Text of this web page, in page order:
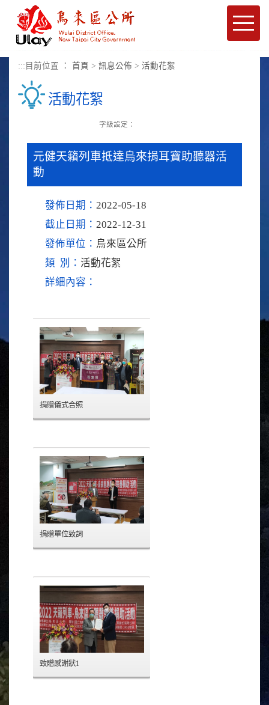
進入內容區塊
Toggle
::: 目前位置 ： 首頁 > 訊息公佈 > 活動花絮
活動花絮
字級設定：
元健天籟列車抵達烏來捐耳寶助聽器活
動
發佈日期： 2022-05-18
截止日期： 2022-12-31
發佈單位： 烏來區公所
類 別： 活動花絮
詳細內容：
捐贈儀式合照
捐贈單位致詞
致贈感謝狀1